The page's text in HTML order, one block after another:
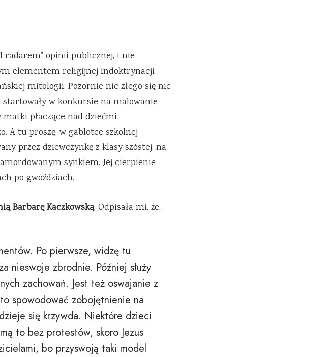
radarem” opinii publicznej, i nie
elementem religijnej indoktrynacji
mitologii. Pozornie nic złego się nie
startowały w konkursie na malowanie
matki płaczące nad dziećmi
A tu proszę, w gablotce szkolnej
przez dziewczynkę z klasy szóstej, na
synkiem. Jej cierpienie
po gwoździach.
Barbarę Kaczkowską. Odpisała mi, że…
Po pierwsze, widzę tu
nieswoje zbrodnie. Później służy
zachowań. Jest też oswajanie z
spowodować zobojętnienie na
się krzywda. Niektóre dzieci
to bez protestów, skoro Jezus
bo przyswoją taki model